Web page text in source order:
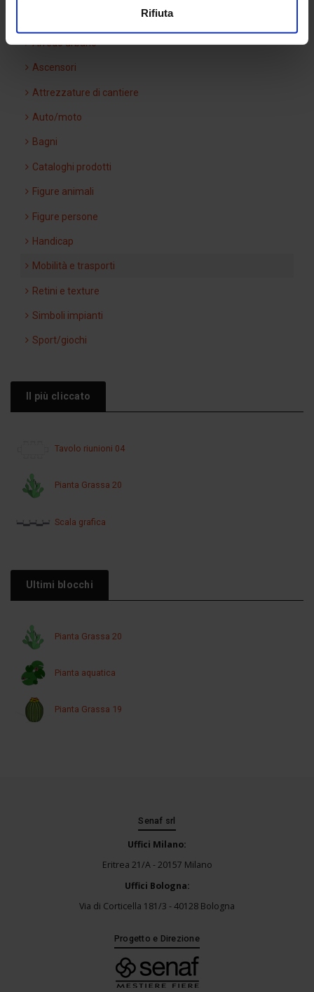
Rifiuta
Arredo urbano
Ascensori
Attrezzature di cantiere
Auto/moto
Bagni
Cataloghi prodotti
Figure animali
Figure persone
Handicap
Mobilità e trasporti
Retini e texture
Simboli impianti
Sport/giochi
Il più cliccato
Tavolo riunioni 04
Pianta Grassa 20
Scala grafica
Ultimi blocchi
Pianta Grassa 20
Pianta aquatica
Pianta Grassa 19
Senaf srl
Uffici Milano:
Eritrea 21/A - 20157 Milano
Uffici Bologna:
Via di Corticella 181/3 - 40128 Bologna
Progetto e Direzione